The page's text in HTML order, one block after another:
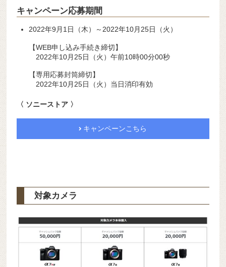
キャンペーン応募期間
2022年9月1日（木）～2022年10月25日（火）
【WEB申し込み手続き締切】
2022年10月25日（火）午前10時00分00秒
【専用応募封筒締切】
2022年10月25日（火）当日消印有効
〈 ソニーストア 〉
キャンペーンこちら
対象カメラ